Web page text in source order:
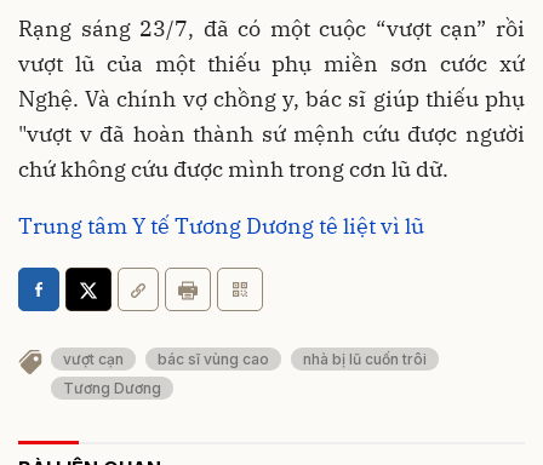
Rạng sáng 23/7, đã có một cuộc “vượt cạn” rồi
vượt lũ của một thiếu phụ miền sơn cước xứ
Nghệ. Và chính vợ chồng y, bác sĩ giúp thiếu phụ
"vượt v đã hoàn thành sứ mệnh cứu được người
chứ không cứu được mình trong cơn lũ dữ.
Trung tâm Y tế Tương Dương tê liệt vì lũ
vượt cạn bác sĩ vùng cao
nhà bị lũ cuốn trôi
Tương Dương